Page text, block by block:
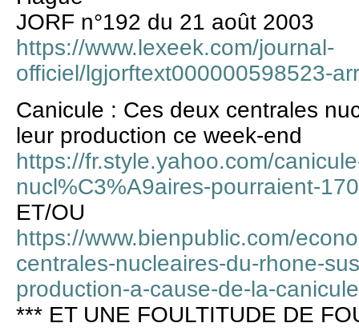
JORF n°192 du 21 août 2003
https://www.lexeek.com/journal-
officiel/lgjorftext000000598523-
Canicule : Ces deux centrales
leur production ce week-end
https://fr.style.yahoo.com/
nucl%C3%A9aires-pourraient-
ET/OU
https://www.bienpublic.com/
centrales-nucleaires-du-rhone-
production-a-cause-de-la-canicule
*** ET UNE FOULTITUDE DE